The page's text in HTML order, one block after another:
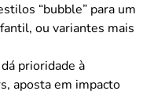
“bubble” para um
ou variantes mais
prioridade à
aposta em impacto